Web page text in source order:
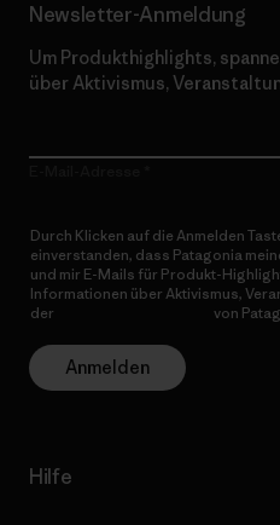
Newsletter-Anmeldung
Um Produkthighlights,
über Aktivismus,
Durch Klicken auf die Anmelden
einverstanden, dass Patagonia
und mir E-Mails für Produkt-
Informationen über Aktivismus,
der
von
Anmelden
Hilfe